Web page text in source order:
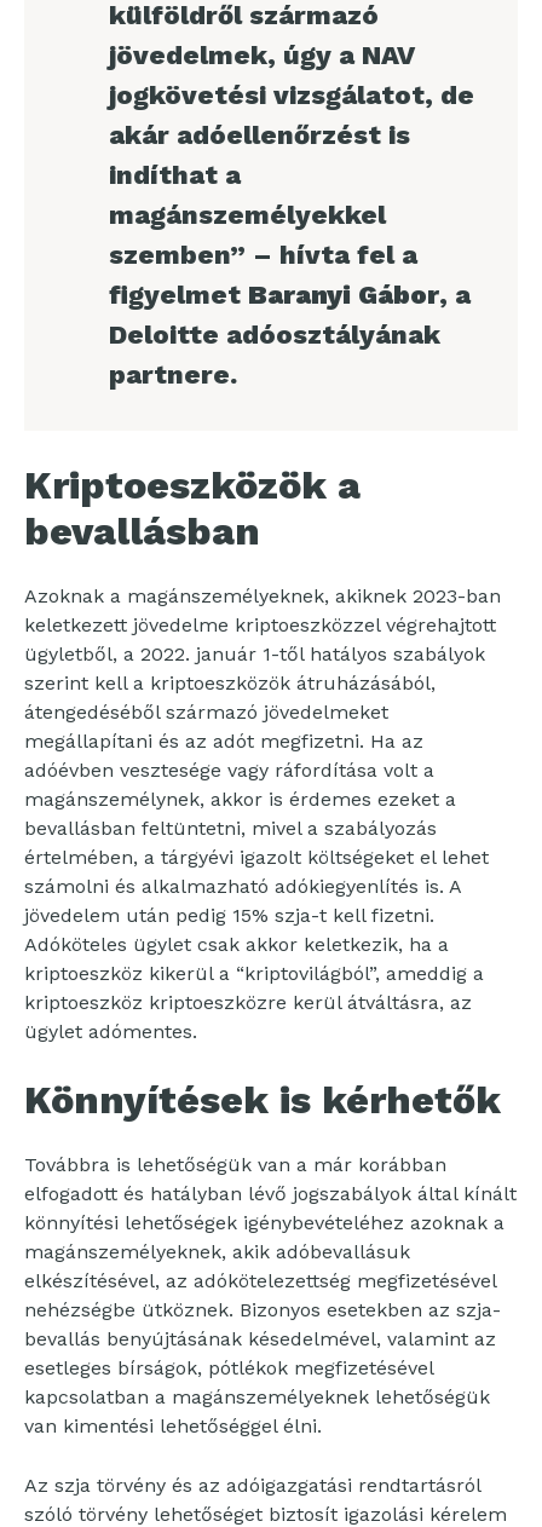
külföldről származó
jövedelmek, úgy a NAV
jogkövetési vizsgálatot, de
akár adóellenőrzést is
indíthat a
magánszemélyekkel
szemben” – hívta fel a
figyelmet Baranyi Gábor, a
Deloitte adóosztályának
partnere.
Kriptoeszközök a
bevallásban
Azoknak a magánszemélyeknek, akiknek 2023-ban
keletkezett jövedelme kriptoeszközzel végrehajtott
ügyletből, a 2022. január 1-től hatályos szabályok
szerint kell a kriptoeszközök átruházásából,
átengedéséből származó jövedelmeket
megállapítani és az adót megfizetni. Ha az
adóévben vesztesége vagy ráfordítása volt a
magánszemélynek, akkor is érdemes ezeket a
bevallásban feltüntetni, mivel a szabályozás
értelmében, a tárgyévi igazolt költségeket el lehet
számolni és alkalmazható adókiegyenlítés is. A
jövedelem után pedig 15% szja-t kell fizetni.
Adóköteles ügylet csak akkor keletkezik, ha a
kriptoeszköz kikerül a “kriptovilágból”, ameddig a
kriptoeszköz kriptoeszközre kerül átváltásra, az
ügylet adómentes.
Könnyítések is kérhetők
Továbbra is lehetőségük van a már korábban
elfogadott és hatályban lévő jogszabályok által kínált
könnyítési lehetőségek igénybevételéhez azoknak a
magánszemélyeknek, akik adóbevallásuk
elkészítésével, az adókötelezettség megfizetésével
nehézségbe ütköznek. Bizonyos esetekben az szja-
bevallás benyújtásának késedelmével, valamint az
esetleges bírságok, pótlékok megfizetésével
kapcsolatban a magánszemélyeknek lehetőségük
van kimentési lehetőséggel élni.
Az szja törvény és az adóigazgatási rendtartásról
szóló törvény lehetőséget biztosít igazolási kérelem